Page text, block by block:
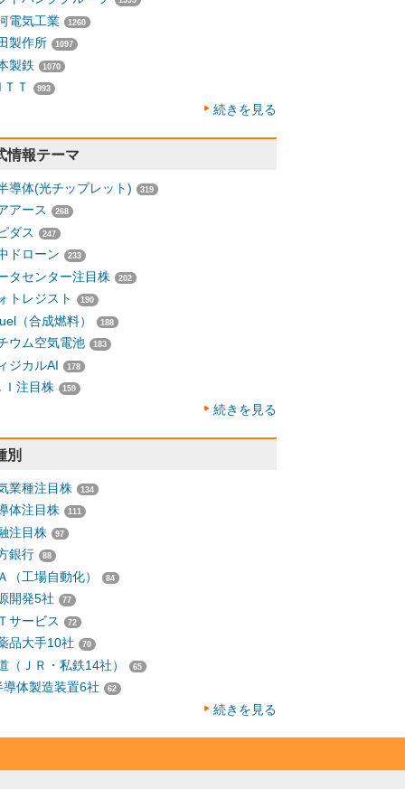
電気工業 1260
製作所 1097
製鉄 1070
ＴＴ 993
続きを見る
情報テーマ
導体(光チップレット) 319
アース 268
ダス 247
ドローン 233
タセンター注目株 202
トレジスト 190
（合成燃料） 188
ウム空気電池 183
ジカルAI 178
Ｉ注目株 159
続きを見る
別
業種注目株 134
体注目株 111
注目株 97
銀行 88
（工場自動化） 84
開発5社 77
サービス 72
品大手10社 70
（ＪＲ・私鉄14社） 65
導体製造装置6社 62
続きを見る